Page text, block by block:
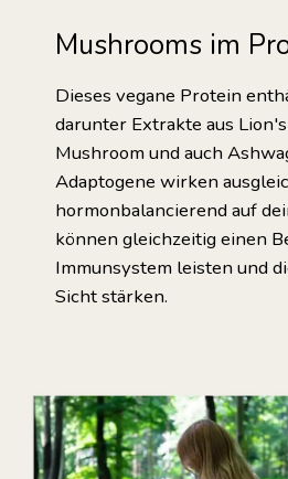
Mushrooms im
Dieses vegane Protein
darunter Extrakte aus
Mushroom und auch
Adaptogene wirken
hormonbalancierend auf
können gleichzeitig einen
Immunsystem leisten und
Sicht stärken.